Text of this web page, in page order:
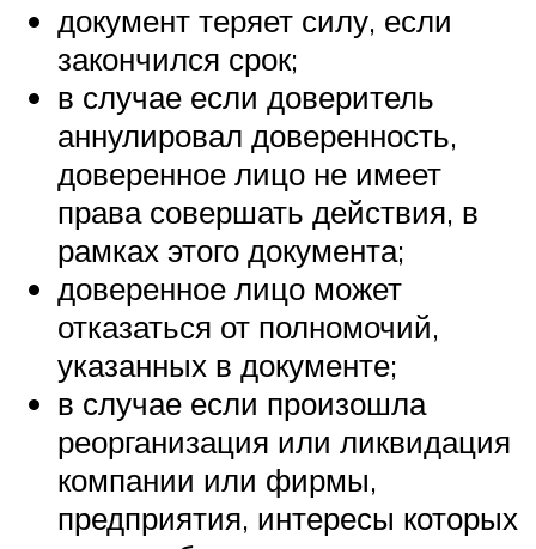
документ теряет силу, если
закончился срок;
в случае если доверитель
аннулировал доверенность,
доверенное лицо не имеет
права совершать действия, в
рамках этого документа;
доверенное лицо может
отказаться от полномочий,
указанных в документе;
в случае если произошла
реорганизация или ликвидация
компании или фирмы,
предприятия, интересы которых